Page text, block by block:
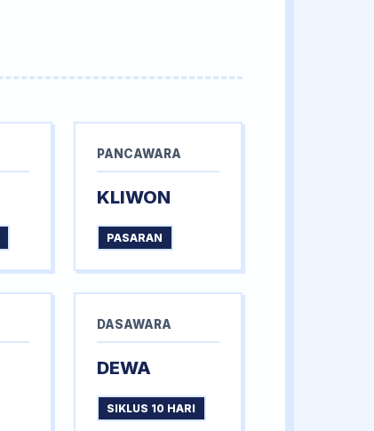
PANCAWARA
KLIWON
PASARAN
DASAWARA
DEWA
SIKLUS 10 HARI